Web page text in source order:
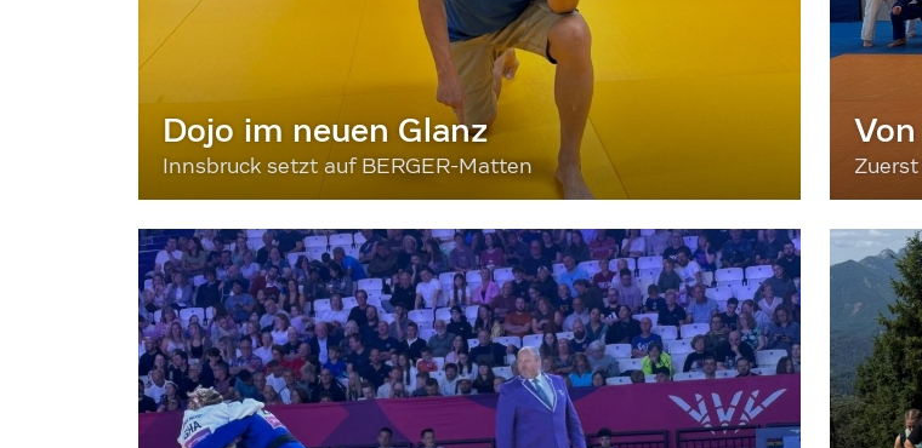
Dojo im neuen Glanz
Innsbruck setzt auf BERGER-Matten